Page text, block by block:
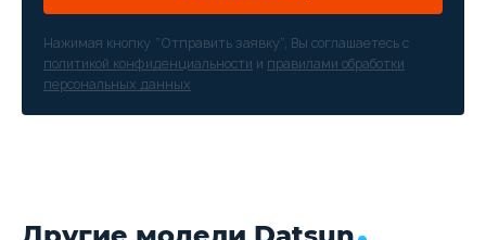
Нажимая кнопку “Отправить заявку”, Вы соглашаетесь с
политикой конфиденциальности и правилами обработки
персональных данных